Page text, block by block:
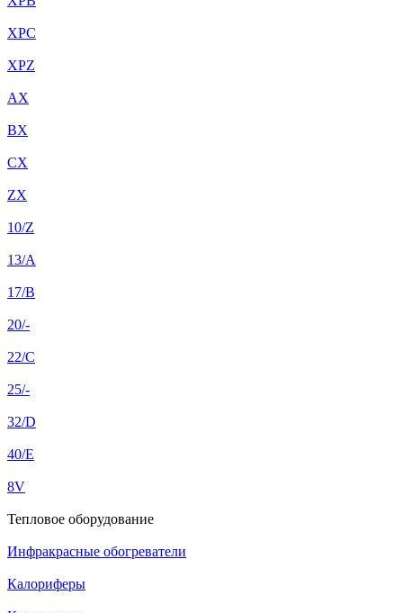
XPC
XPZ
AX
BX
CX
ZX
10/Z
13/A
17/B
20/-
22/C
25/-
32/D
40/E
8V
Тепловое оборудование
Инфракрасные обогреватели
Калориферы